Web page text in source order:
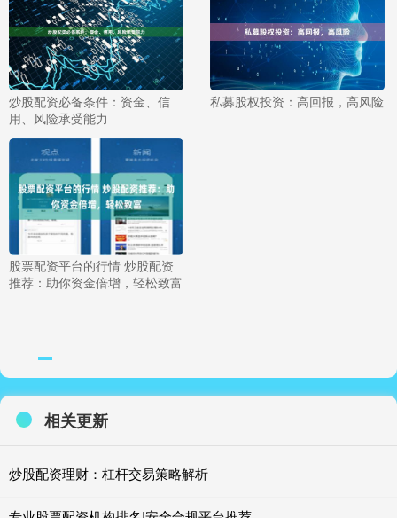
炒股配资必备条件：资金、信
用、风险承受能力
私募股权投资：高回报，高风险
股票配资平台的行情 炒股配资
推荐：助你资金倍增，轻松致富
相关更新
炒股配资理财：杠杆交易策略解析